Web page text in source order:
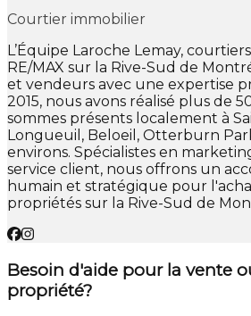
Courtier immobilier
L’Équipe Laroche Lemay,
RE/MAX sur la Rive-Sud de
et vendeurs avec une expertise
2015, nous avons réalisé plus de
sommes présents localement à
Longueuil, Beloeil, Otterburn
environs. Spécialistes en
service client, nous offrons un
humain et stratégique pour
propriétés sur la Rive-Sud de
Besoin d'aide pour la vente
propriété?